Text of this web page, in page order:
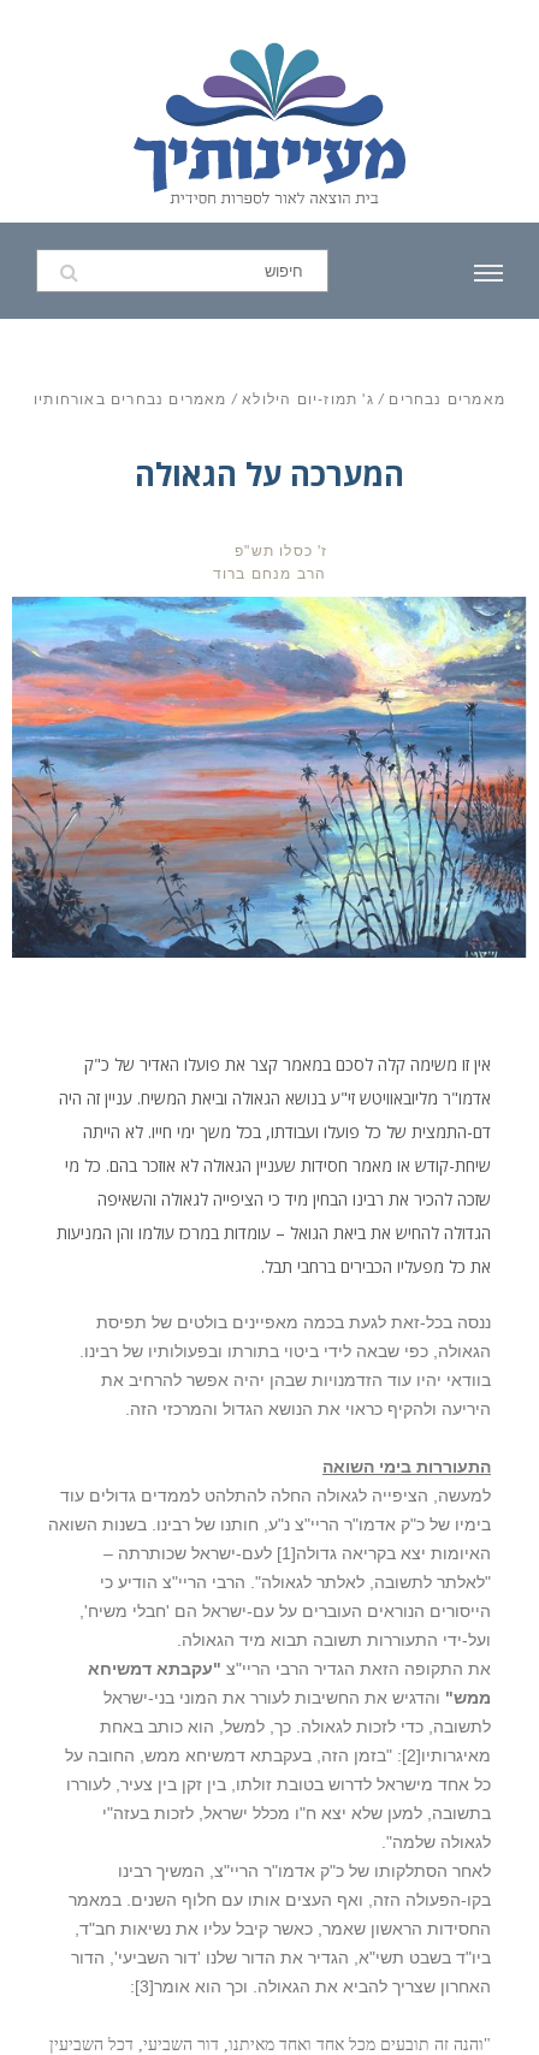
מאמרים נבחרים / ג' תמוז-יום הילולא/ מאמרים נבחרים באורחותיו
המערכה על הגאולה
ז' כסלו תש"פ
הרב מנחם ברוד
אין זו משימה קלה לסכם במאמר קצר את פועלו האדיר של כ"ק
אדמו"ר מליובאוויטש זי"ע בנושא הגאולה וביאת המשיח. עניין זה היה
דם-התמצית של כל פועלו ועבודתו, בכל משך ימי חייו. לא הייתה
שיחת-קודש או מאמר חסידות שעניין הגאולה לא אוזכר בהם. כל מי
שזכה להכיר את רבינו הבחין מיד כי הציפייה לגאולה והשאיפה
הגדולה להחיש את ביאת הגואל – עומדות במרכז עולמו והן המניעות
את כל מפעליו הכבירים ברחבי תבל.
ננסה בכל-זאת לגעת בכמה מאפיינים בולטים של תפיסת
הגאולה, כפי שבאה לידי ביטוי בתורתו ובפעולותיו של רבינו.
בוודאי יהיו עוד הזדמנויות שבהן יהיה אפשר להרחיב את
היריעה ולהקיף כראוי את הנושא הגדול והמרכזי הזה.
התעוררות בימי השואה
למעשה, הציפייה לגאולה החלה להתלהט לממדים גדולים עוד
בימיו של כ"ק אדמו"ר הריי"צ נ"ע, חותנו של רבינו. בשנות השואה
האיומות יצא בקריאה גדולה[1] לעם-ישראל שכותרתה –
"לאלתר לתשובה, לאלתר לגאולה". הרבי הריי"צ הודיע כי
הייסורים הנוראים העוברים על עם-ישראל הם 'חבלי משיח',
ועל-ידי התעוררות תשובה תבוא מיד הגאולה.
את התקופה הזאת הגדיר הרבי הריי"צ "עקבתא דמשיחא
ממש" והדגיש את החשיבות לעורר את המוני בני-ישראל
לתשובה, כדי לזכות לגאולה. כך, למשל, הוא כותב באחת
מאיגרותיו[2]: "בזמן הזה, בעקבתא דמשיחא ממש, החובה על
כל אחד מישראל לדרוש בטובת זולתו, בין זקן בין צעיר, לעוררו
בתשובה, למען שלא יצא ח"ו מכלל ישראל, לזכות בעזה"י
לגאולה שלמה".
לאחר הסתלקותו של כ"ק אדמו"ר הריי"צ, המשיך רבינו
בקו-הפעולה הזה, ואף העצים אותו עם חלוף השנים. במאמר
החסידות הראשון שאמר, כאשר קיבל עליו את נשיאות חב"ד,
ביו"ד בשבט תשי"א, הגדיר את הדור שלנו 'דור השביעי', הדור
האחרון שצריך להביא את הגאולה. וכך הוא אומר[3]
:
"והנה זה תובעים מכל אחד ואחד מאיתנו, דור השביעי, דכל השביעין